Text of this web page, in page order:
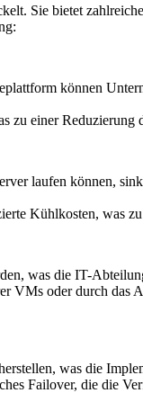
Sie bietet
können
einer
laufen können,
Kühlkosten, was
was die IT-
oder durch das
was die
Failover, die die